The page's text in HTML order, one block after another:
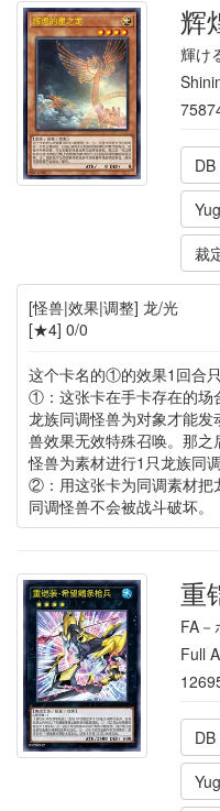
辉
輝け
DB
裁
[怪兽|效果|调整] 龙/光
[★4] 0/0
这个卡名的①的效果1回合只
①：这张卡在手卡存在的场
龙族同调怪兽为对象才能
兽效果无效特殊召唤。那
怪兽为素材进行1只龙族同
②：用这张卡为同调素材把
同调怪兽不会被战斗破坏。
重
FA
Full
DB